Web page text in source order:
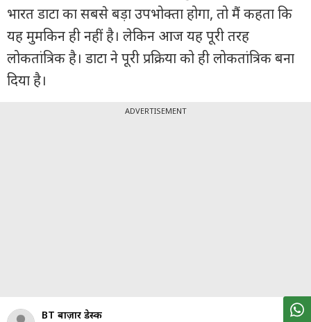
शेयर
बाज़ार
वीडियो
मार्केट
भारत डाटा का सबसे बड़ा उपभोक्ता होगा, तो मैं कहता कि
यह मुमकिन ही नहीं है। लेकिन आज यह पूरी तरह
लोकतांत्रिक है। डाटा ने पूरी प्रक्रिया को ही लोकतांत्रिक बना
दिया है।
ADVERTISEMENT
BT बाज़ार डेस्क